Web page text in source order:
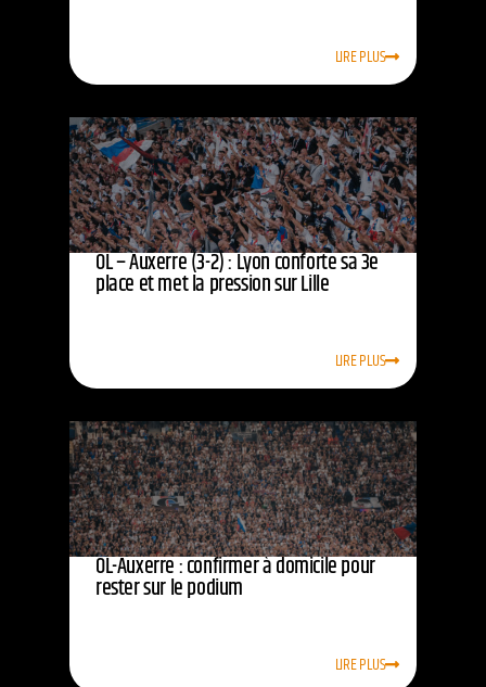
LIRE PLUS
OL – Auxerre (3-2) : Lyon conforte sa 3e
place et met la pression sur Lille
LIRE PLUS
OL-Auxerre : confirmer à domicile pour
rester sur le podium
LIRE PLUS